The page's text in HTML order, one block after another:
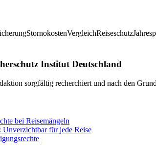
StornokostenVergleichReiseschutz
Institut Deutschland
sorgfältig recherchiert und nach den
bei Reisemängeln
Unverzichtbar für jede Reise